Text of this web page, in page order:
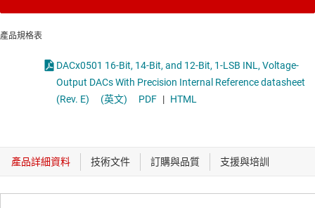
產品規格表
DACx0501 16-Bit, 14-Bit, and 12-Bit, 1-LSB INL, Voltage-
Output DACs With Precision Internal Reference datasheet
(Rev. E)
(英文) PDF | HTML